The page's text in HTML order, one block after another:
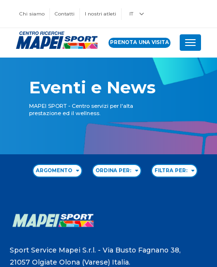
Chi siamo Contatti I nostri atleti IT
PRENOTA UNA VISITA Toggle
Eventi e News
MAPEI SPORT - Centro servizi per l'alta
prestazione ed il wellness.
ARGOMENTO ORDINA PER: FILTRA PER:
Sport Service Mapei S.r.l. - Via Busto Fagnano 38,
21057 Olgiate Olona (Varese) Italia.